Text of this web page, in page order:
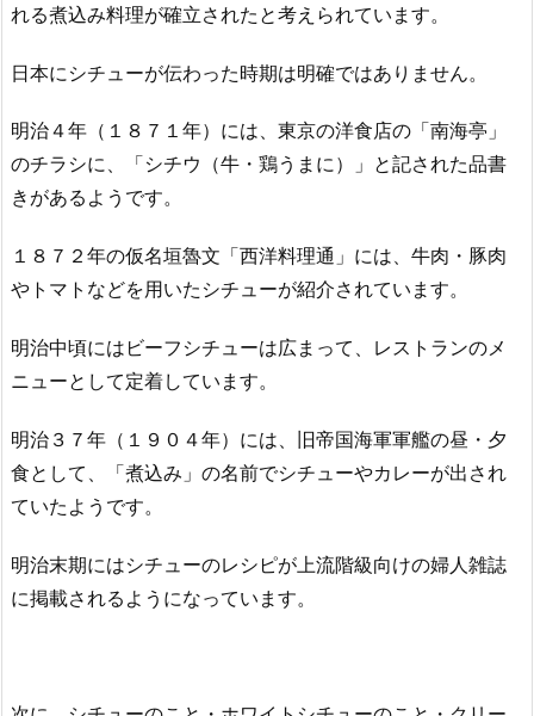
れる煮込み料理が確立されたと考えられています。
日本にシチューが伝わった時期は明確ではありません。
明治４年（１８７１年）には、東京の洋食店の「南海亭」
のチラシに、「シチウ（牛・鶏うまに）」と記された品書
きがあるようです。
１８７２年の仮名垣魯文「西洋料理通」には、牛肉・豚肉
やトマトなどを用いたシチューが紹介されています。
明治中頃にはビーフシチューは広まって、レストランのメ
ニューとして定着しています。
明治３７年（１９０４年）には、旧帝国海軍軍艦の昼・夕
食として、「煮込み」の名前でシチューやカレーが出され
ていたようです。
明治末期にはシチューのレシピが上流階級向けの婦人雑誌
に掲載されるようになっています。